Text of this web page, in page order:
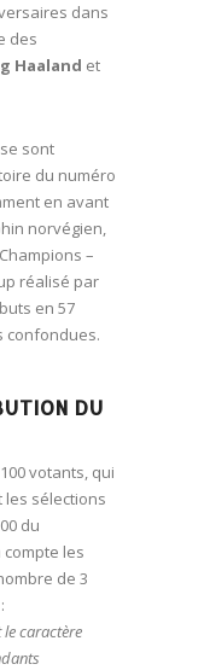
dans
des
Haaland et
sont
du numéro
en avant
norvégien,
–
réalisé par
en 57
confondues.
DU
votants, qui
sélections
du
compte les
de 3
le caractère